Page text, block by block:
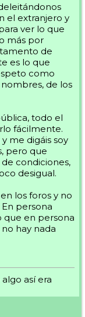
el extranjero y
ver lo que
más por
de
es lo que
como
de los
todo el
fácilmente.
me digáis soy
pero que
condiciones,
desigual.
los foros y no
persona
que en persona
hay nada
así era